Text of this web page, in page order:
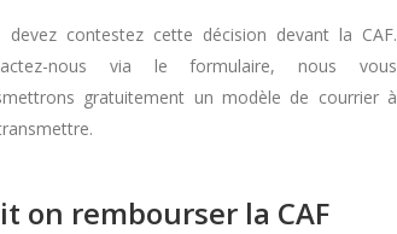
devez contestez cette décision devant la CAF.
nous via le formulaire, nous vous
gratuitement un modèle de courrier à
on rembourser la CAF